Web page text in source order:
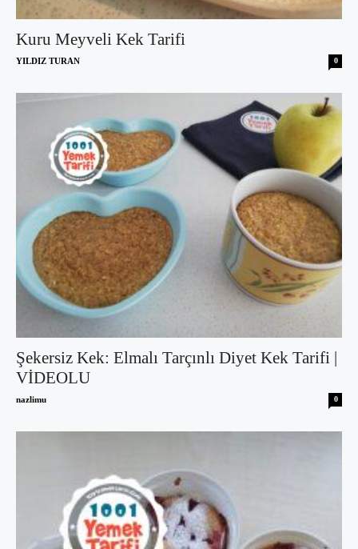
Kuru Meyveli Kek Tarifi
YILDIZ TURAN 0
Şekersiz Kek: Elmalı Tarçınlı Diyet Kek Tarifi |
VİDEOLU
nazlimu 0